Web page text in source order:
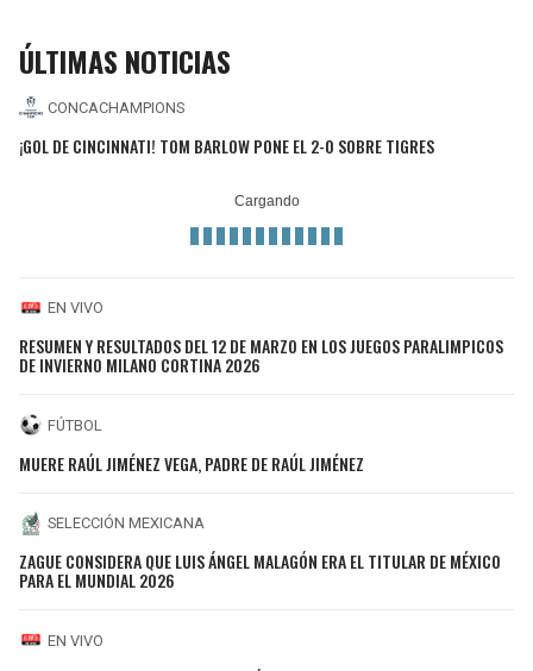
ÚLTIMAS NOTICIAS
CONCACHAMPIONS
¡GOL DE CINCINNATI! TOM BARLOW PONE EL 2-0 SOBRE TIGRES
EN VIVO
RESUMEN Y RESULTADOS DEL 12 DE MARZO EN LOS JUEGOS PARALIMPICOS
DE INVIERNO MILANO CORTINA 2026
FÚTBOL
MUERE RAÚL JIMÉNEZ VEGA, PADRE DE RAÚL JIMÉNEZ
SELECCIÓN MEXICANA
ZAGUE CONSIDERA QUE LUIS ÁNGEL MALAGÓN ERA EL TITULAR DE MÉXICO
PARA EL MUNDIAL 2026
EN VIVO